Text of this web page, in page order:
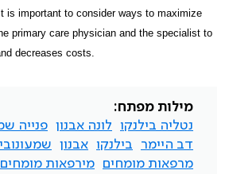
is important to consider ways to maximize
primary care physician and the specialist to
decreases costs.
מילות מפתח:
נטליה בילנקו
לונה אבנון פנייה
דב היימר
בילנקו אבנון
מרפאות מומחים
מירפאות מומחים